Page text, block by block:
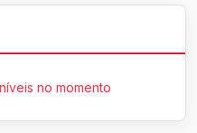
no momento